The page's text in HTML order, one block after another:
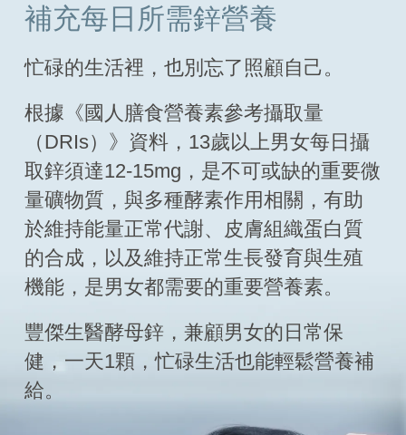
補充每日所需鋅營養
忙碌的生活裡，也別忘了照顧自己。
根據《國人膳食營養素參考攝取量
（DRIs）》資料，13歲以上男女每日攝
取鋅須達12-15mg，是不可或缺的重要微
量礦物質，與多種酵素作用相關，有助
於維持能量正常代謝、皮膚組織蛋白質
的合成，以及維持正常生長發育與生殖
機能，是男女都需要的重要營養素。
豐傑生醫酵母鋅，兼顧男女的日常保
健，一天1顆，忙碌生活也能輕鬆營養補
給。